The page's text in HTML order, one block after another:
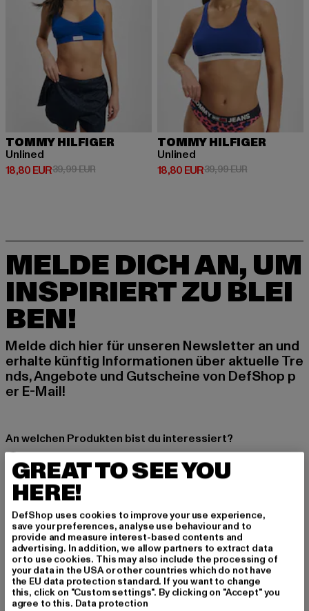
TOMMY HILFIGER
Unlined
18,80 EUR
Derzeitiger Preis: 18,80 EUR
39,99 EURAktionspreis: 39,99 EUR
TOMMY HILFIGER
Unlined
18,80 EUR
Derzeitiger Preis: 18,80 EUR
39,99 EURAktionspreis:
MELDE DICH AN, UM
INSPIRIERT ZU BLEI
BEN!
Melde dich hier für unseren Newsletter an und
erhalte künftig Informationen über aktuelle Tre
nds, Angebote und Gutscheine von DefShop p
er E-Mail!
An welchen Produkten bist du interessiert?
MÄNNER
FRAUEN
E-MAIL
ANMELDEN
Informationen dazu, wie DefShop mit Deinen Daten umgeht, findest Du
in unserer Datenschutzerklärung. Du kannst Dich jederzeit kostenfei
abmelden.Datenschutzerklärung lesen.
GREAT TO SEE YOU
HERE!
DefShop uses cookies to improve your use experience,
save your preferences, analyse use behaviour and to
provide and measure interest-based contents and
advertising. In addition, we allow partners to extract data
or to use cookies. This may also include the processing of
your data in the USA or other countries which do not have
the EU data protection standard. If you want to change
this, click on "Custom settings". By clicking on "Accept" you
agree to this. Data protection